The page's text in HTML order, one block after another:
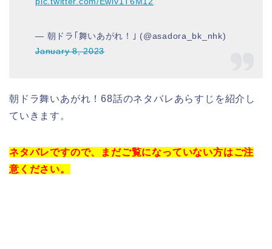
— 朝ドラ｢舞いあがれ！｣ (@asadora_bk_nhk)
January 8, 2023
朝ドラ舞いあがれ！68話のネタバレあらすじを紹介し
ていきます。
ネタバレですので、まだご覧になっていない方はご注
意ください。